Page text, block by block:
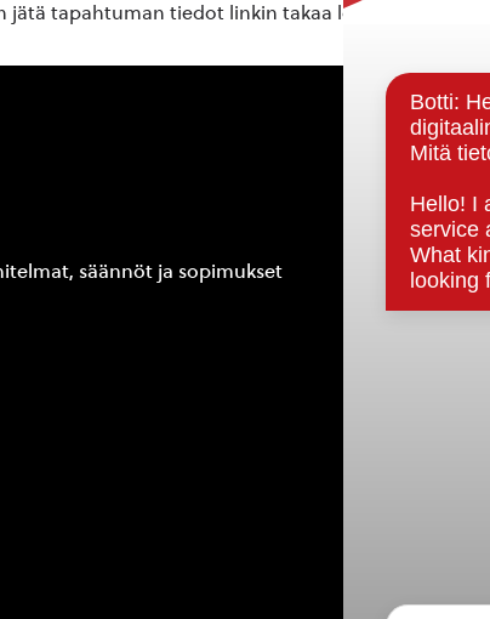
jätä tapahtuman tiedot linkin takaa löytyvällä
säännöt ja sopimukset
Päätökset,
Hallinto
Kunnanhallitus